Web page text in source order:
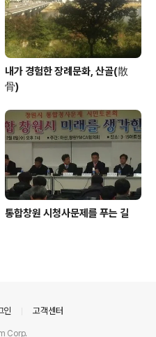
내가 경험한 장례문화, 산골(散
骨)
통합창원 시청사문제를 푸는 길
인 고객센터
Corp.